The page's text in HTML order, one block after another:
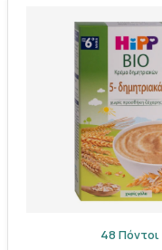
48 Πόντοι